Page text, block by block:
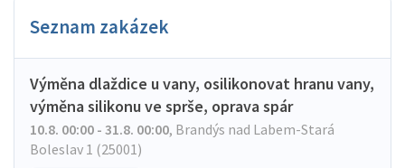
Seznam zakázek
Výměna dlaždice u vany, osilikonovat hranu vany,
výměna silikonu ve sprše, oprava spár
10.8. 00:00 - 31.8. 00:00, Brandýs nad Labem-Stará
Boleslav 1 (25001)